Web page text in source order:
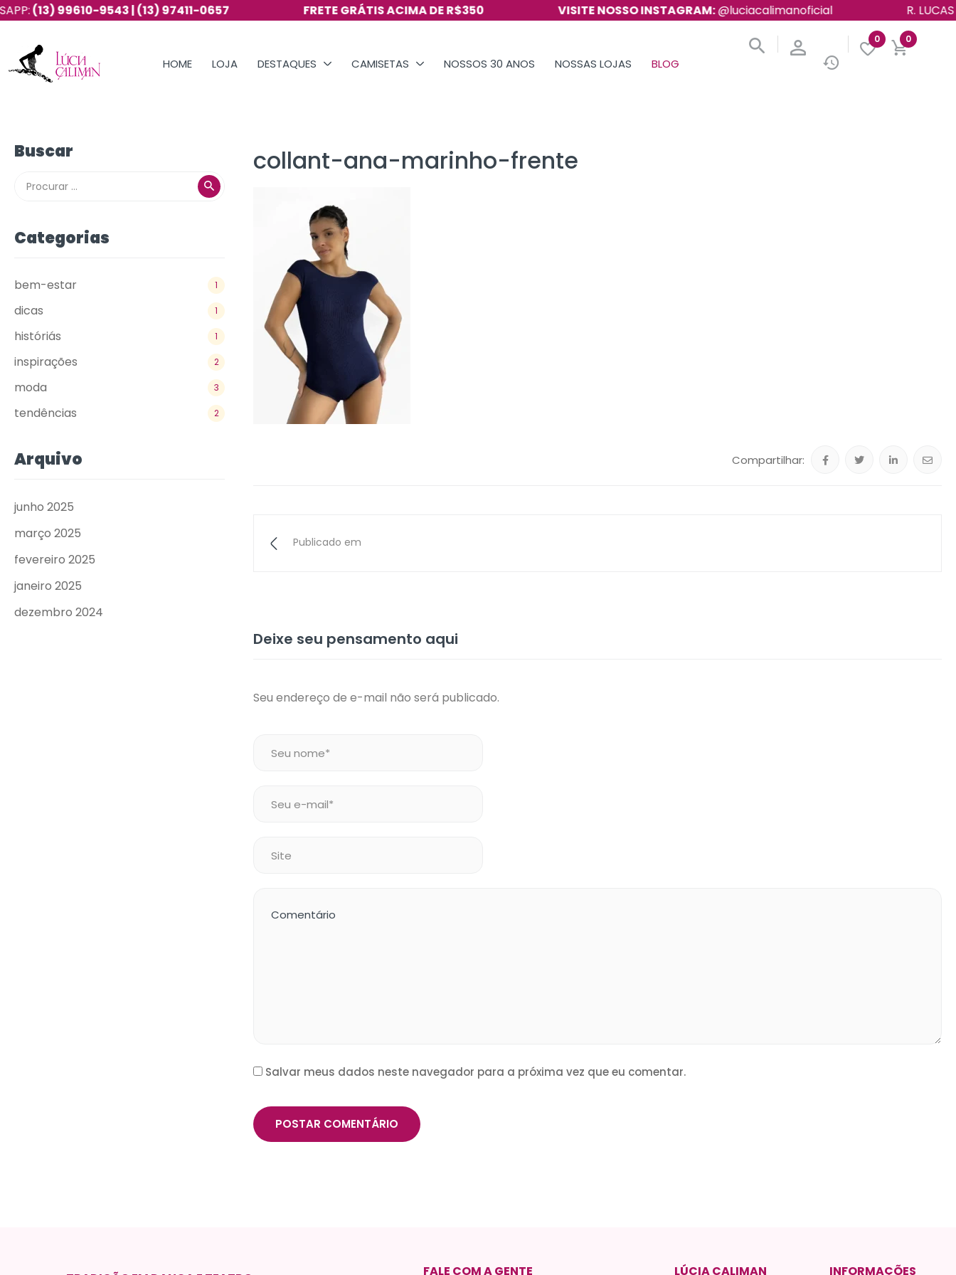
99610-9543 | (13) 97411-0657 FRETE GRÁTIS ACIMA DE R$350 VISITE NOSSO INSTAGRAM:@luciacalimanoficial R. LUCAS
HOME LOJA DESTAQUES CAMISETAS NOSSOS 30 ANOS NOSSAS LOJAS BLOG
0 0
Buscar
Categorias
bem-estar 1
dicas 1
históriás 1
inspirações 2
moda 3
tendências 2
Arquivo
junho 2025
março 2025
fevereiro 2025
janeiro 2025
dezembro 2024
collant-ana-marinho-frente
Compartilhar:
Publicado em
Deixe seu pensamento aqui
Seu endereço de e-mail não será publicado.
Salvar meus dados neste navegador para a próxima vez que eu comentar.
FALE COM A GENTE LÚCIA CALIMAN INFORMAÇÕES